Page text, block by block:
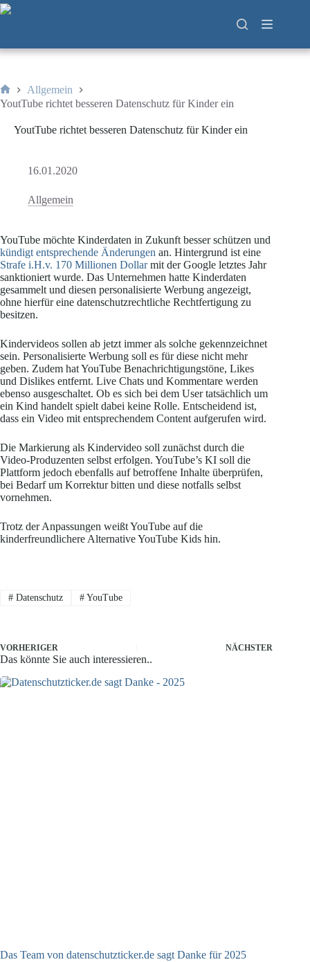
Zum
Inhalt
Start
Allgemein
YoutTube richtet besseren Datenschutz für Kinder ein
YoutTube richtet besseren Datenschutz für Kinder ein
16.01.2020
Allgemein
YouTube möchte Kinderdaten in Zukunft besser schützen und
kündigt entsprechende Änderungen an. Hintergrund ist eine
Strafe i.H.v. 170 Millionen Dollarmit der Google letztes Jahr
sanktioniert wurde. Das Unternehmen hatte Kinderdaten
gesammelt und diesen personalisierte Werbung angezeigt,
ohne hierfür eine datenschutzrechtliche Rechtfertigung zu
besitzen.
Kindervideos sollen ab jetzt immer als solche gekennzeichnet
sein. Personalisierte Werbung soll es für diese nicht mehr
geben. Zudem hat YouTube Benachrichtigungstöne, Likes
und Dislikes entfernt. Live Chats und Kommentare werden
ebenso ausgeschaltet. Ob es sich bei dem User tatsächlich um
ein Kind handelt spielt dabei keine Rolle. Entscheidend ist,
dass ein Video mit entsprechendem Content aufgerufen wird.
Die Markierung als Kindervideo soll zunächst durch die
Video-Produzenten selbst erfolgen. YouTube’s KI soll die
Plattform jedoch ebenfalls auf betroffene Inhalte überprüfen,
bei Bedarf um Korrektur bitten und diese notfalls selbst
vornehmen.
Trotz der Anpassungen weißt YouTube auf die
kinderfreundlichere Alternative YouTube Kids hin.
#Datenschutz #YouTube
VORHERIGER NÄCHSTER
Das könnte Sie auch interessieren..
Das Team von datenschutzticker.de sagt Danke für 2025